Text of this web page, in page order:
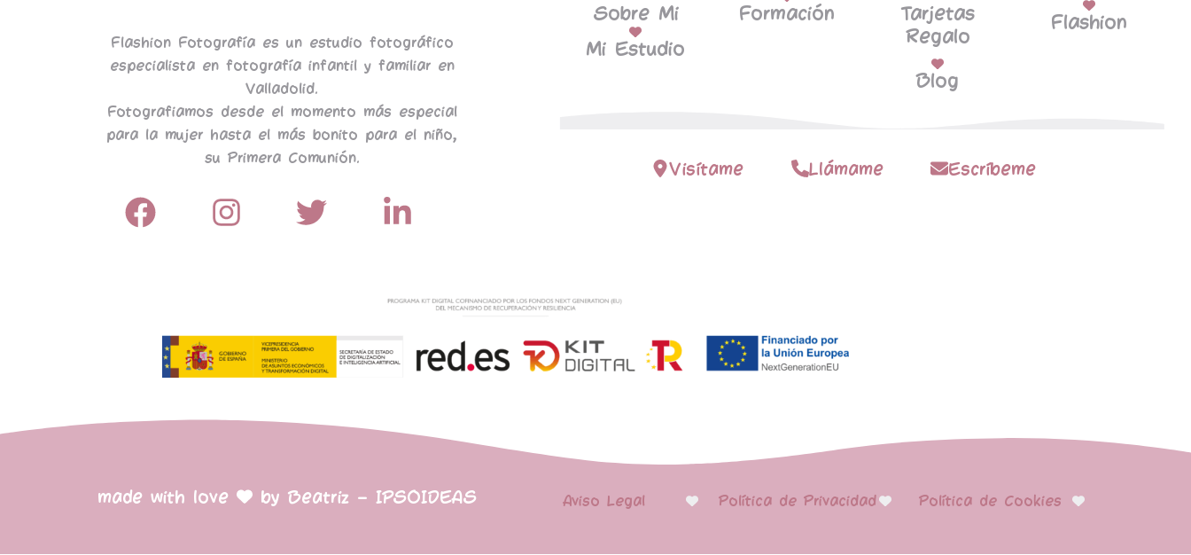
Flashion Fotografía es un estudio fotográfico
especialista en fotografía infantil y familiar en
Valladolid.
Fotografiamos desde el momento más especial
para la mujer hasta el más bonito para el niño,
su Primera Comunión.
Sobre Mi
Mi Estudio
Formación
Tarjetas
Regalo
Blog
Flashion
Visítame Llámame Escríbeme
made with love by Beatriz – IPSOIDEAS Aviso Legal Política de Privacidad Política de Cookies